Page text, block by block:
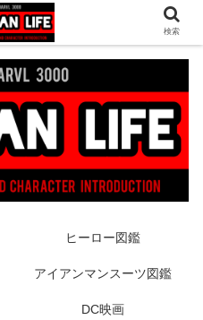
どマーベル最新情報をお届け！時々
り！
ヒーロー図鑑
アイアンマンスーツ図鑑
DC映画
検索